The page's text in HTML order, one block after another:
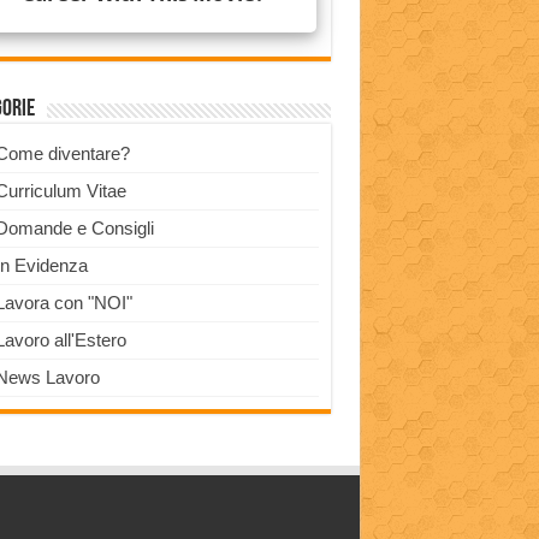
diventare?
Vitae
e Consigli
Evidenza
con "NOI"
all'Estero
Lavoro